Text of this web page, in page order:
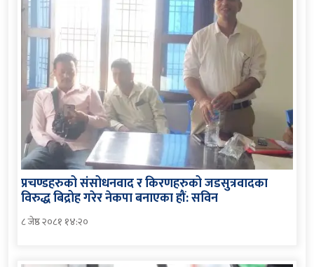
प्रचण्डहरुको संसोधनवाद र किरणहरुको जडसुत्रवादका
विरुद्ध बिद्रोह गरेर नेकपा बनाएका हौं: सविन
८ जेष्ठ २०८१ १४:२०